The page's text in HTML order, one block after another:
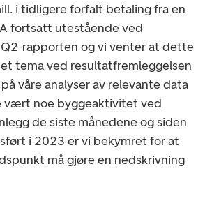
i tidligere forfalt betaling fra en
fortsatt utestående ved
rapporten og vi venter at dette
tema ved resultatfremleggelsen
våre analyser av relevante data
vært noe byggeaktivitet ved
de siste månedene og siden
i 2023 er vi bekymret for at
må gjøre en nedskrivning